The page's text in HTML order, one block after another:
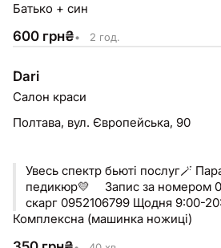
Батько + син
600 грн₴• 2 год.
Dari
Салон краси
Полтава, вул. Європейська, 90
Увесь спектр бьюті послуг🪄
педикюр💛 ⠀ Запис за номером
скарг 0952106799 Щодня 9:00-
90
Комплексна (машинка ножиці)